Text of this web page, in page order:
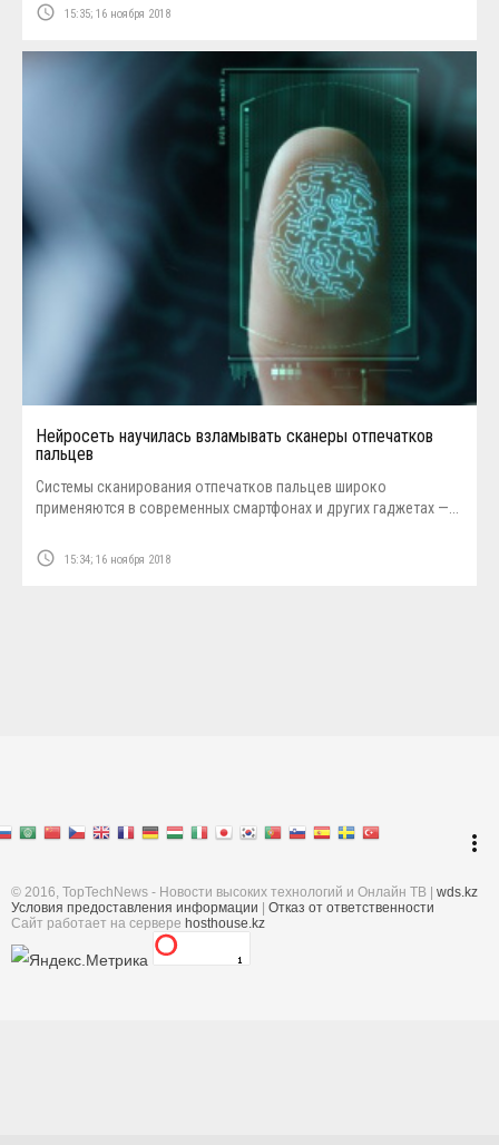
access_time 15:35; 16 ноября 2018
Нейросеть научилась взламывать сканеры отпечатков
пальцев
Системы сканирования отпечатков пальцев широко
применяются в современных смартфонах и других гаджетах —...
access_time 15:34; 16 ноября 2018
more_vert
© 2016, TopTechNews - Новости высоких технологий и Онлайн ТВ | wds.kz
Условия предоставления информации | Отказ от ответственности
Cайт работает на сервере hosthouse.kz